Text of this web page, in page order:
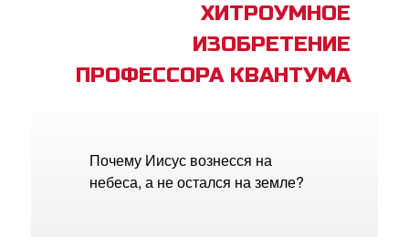
ХИТРОУМНОЕ
ИЗОБРЕТЕНИЕ
ПРОФЕССОРА КВАНТУМА
Почему Иисус вознесся на
небеса, а не остался на земле?